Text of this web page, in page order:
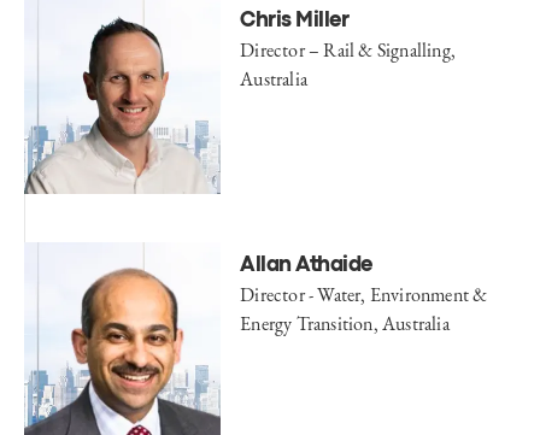
Chris Miller
Director – Rail & Signalling,
Australia
Allan Athaide
Director - Water, Environment &
Energy Transition, Australia